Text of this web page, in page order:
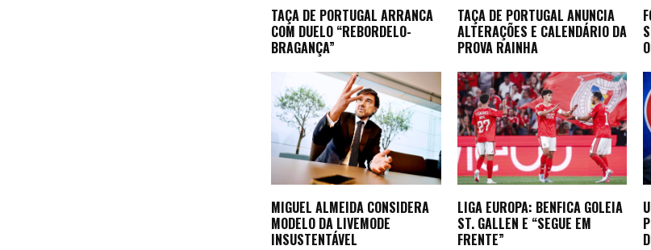
TAÇA DE PORTUGAL ARRANCA
COM DUELO “REBORDELO-
BRAGANÇA”
TAÇA DE PORTUGAL ANUNCIA
ALTERAÇÕES E CALENDÁRIO DA
PROVA RAINHA
MIGUEL ALMEIDA CONSIDERA
MODELO DA LIVEMODE
INSUSTENTÁVEL
LIGA EUROPA: BENFICA GOLEIA
ST. GALLEN E “SEGUE EM
FRENTE”